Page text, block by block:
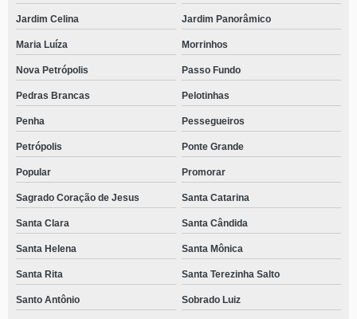
Jardim Celina Jardim Panorâmico
Maria Luíza Morrinhos
Nova Petrópolis Passo Fundo
Pedras Brancas Pelotinhas
Penha Pessegueiros
Petrópolis Ponte Grande
Popular Promorar
Sagrado Coração de Jesus Santa Catarina
Santa Clara Santa Cândida
Santa Helena Santa Mônica
Santa Rita Santa Terezinha Salto
Santo Antônio Sobrado Luiz